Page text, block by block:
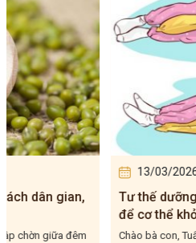
Tư thế dưỡng thận và cách
để cơ thể khỏe hơn
Chào bà con, Tuấn tôi làm nghề y học